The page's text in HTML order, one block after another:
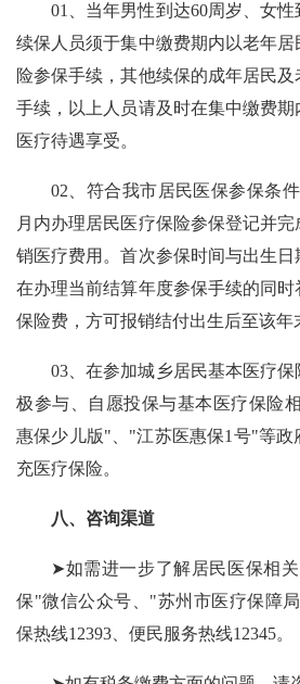
01、 当年男性到达60周岁、女
续保人员须于集中缴费期内以老年
险参保手续，其他续保的成年居民
手续，以上人员请及时在集中缴费
医疗待遇享受。
02、 符合我市居民医保参保条
月内办理居民医疗保险参保登记并
销医疗费用。首次参保时间与出生
在办理当前结算年度参保手续的同
保险费，方可报销结付出生后至该年
03、在参加城乡居民基本医疗
极参与、自愿投保与基本医疗保险
惠保少儿版"、"江苏医惠保1号"等政
充医疗保险。
八、 咨询渠道
➤如需进一步了解居民医保相
保"微信公众号、"苏州市医疗保障
保热线12393、便民服务热线12345。